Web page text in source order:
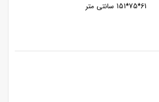
61*75*151 سانتی متر